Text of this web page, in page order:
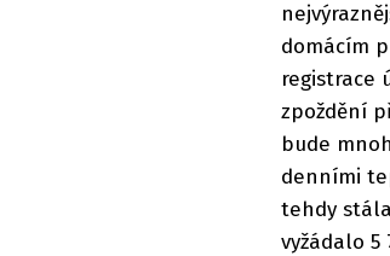
domácím
registrace
zpoždění
bude
denními
tehdy
vyžádalo 5